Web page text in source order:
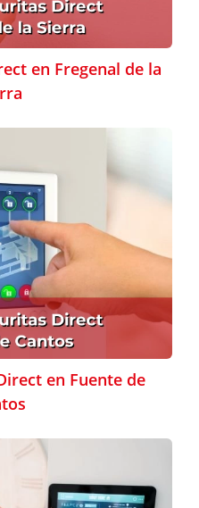
en Fregenal de la
en Fuente de